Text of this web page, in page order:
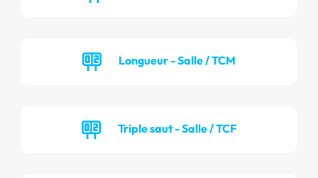
Longueur - Salle / TCM
Triple saut - Salle / TCF